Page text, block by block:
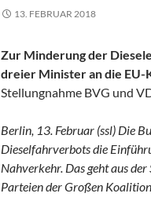
13. FEBRUAR 2018
Zur Minderung der
dreier Minister an die EU-
Stellungnahme BVG und
Berlin, 13. Februar (ssl) Die
Dieselfahrverbots die
Nahverkehr. Das geht aus
Parteien der Großen